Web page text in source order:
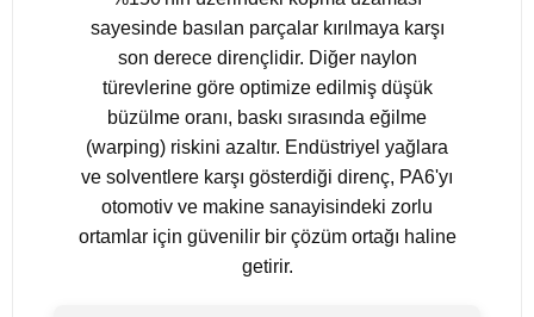
sayesinde basılan parçalar kırılmaya karşı
son derece dirençlidir. Diğer naylon
türevlerine göre optimize edilmiş düşük
büzülme oranı, baskı sırasında eğilme
(warping) riskini azaltır. Endüstriyel yağlara
ve solventlere karşı gösterdiği direnç, PA6'yı
otomotiv ve makine sanayisindeki zorlu
ortamlar için güvenilir bir çözüm ortağı haline
getirir.